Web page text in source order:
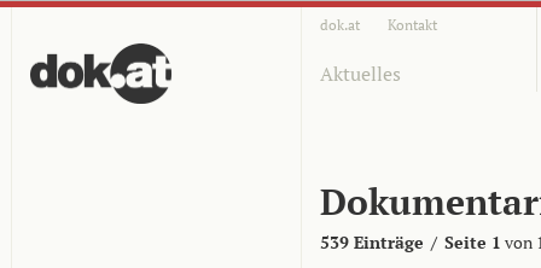
dok.at Kontakt
Aktuelles
539 Einträge / Seite 1 von